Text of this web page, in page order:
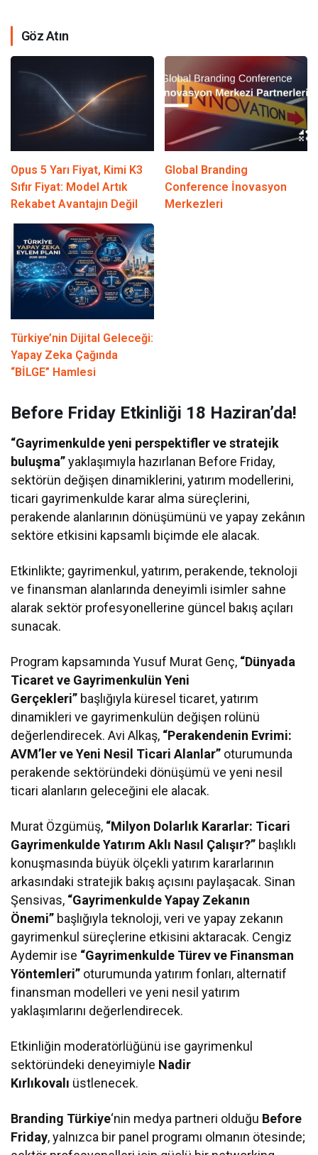
Göz Atın
Opus 5 Yarı Fiyat, Kimi K3
Sıfır Fiyat: Model Artık
Rekabet Avantajın Değil
Global Branding
Conference İnovasyon
Merkezleri
Türkiye’nin Dijital Geleceği:
Yapay Zeka Çağında
“BİLGE” Hamlesi
Before Friday Etkinliği 18 Haziran’da!
“Gayrimenkulde yeni perspektifler ve stratejik
buluşma”yaklaşımıyla hazırlanan Before Friday,
sektörün değişen dinamiklerini, yatırım modellerini,
ticari gayrimenkulde karar alma süreçlerini,
perakende alanlarının dönüşümünü ve yapay zekânın
sektöre etkisini kapsamlı biçimde ele alacak.
Etkinlikte; gayrimenkul, yatırım, perakende, teknoloji
ve finansman alanlarında deneyimli isimler sahne
alarak sektör profesyonellerine güncel bakış açıları
sunacak.
Program kapsamında Yusuf Murat Genç, “Dünyada
Ticaret ve Gayrimenkulün Yeni
Gerçekleri” başlığıyla küresel ticaret, yatırım
dinamikleri ve gayrimenkulün değişen rolünü
değerlendirecek. Avi Alkaş, “Perakendenin Evrimi:
AVM’ler ve Yeni Nesil Ticari Alanlar” oturumunda
perakende sektöründeki dönüşümü ve yeni nesil
ticari alanların geleceğini ele alacak.
Murat Özgümüş, “Milyon Dolarlık Kararlar: Ticari
Gayrimenkulde Yatırım Aklı Nasıl Çalışır?” başlıklı
konuşmasında büyük ölçekli yatırım kararlarının
arkasındaki stratejik bakış açısını paylaşacak. Sinan
Şensivas, “Gayrimenkulde Yapay Zekanın
Önemi” başlığıyla teknoloji, veri ve yapay zekanın
gayrimenkul süreçlerine etkisini aktaracak. Cengiz
Aydemir ise “Gayrimenkulde Türev ve Finansman
Yöntemleri” oturumunda yatırım fonları, alternatif
finansman modelleri ve yeni nesil yatırım
yaklaşımlarını değerlendirecek.
Etkinliğin moderatörlüğünü ise gayrimenkul
sektöründeki deneyimiyle Nadir
Kırlıkovalı üstlenecek.
Branding Türkiye‘nin medya partneri olduğu Before
Friday, yalnızca bir panel programı olmanın ötesinde;